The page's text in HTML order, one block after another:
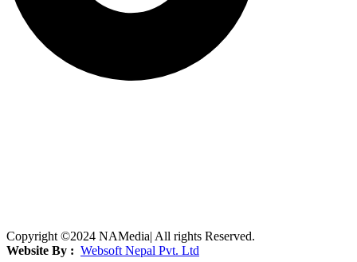
Copyright ©2024 NAMedia| All rights Reserved.
Website By : Websoft Nepal Pvt. Ltd